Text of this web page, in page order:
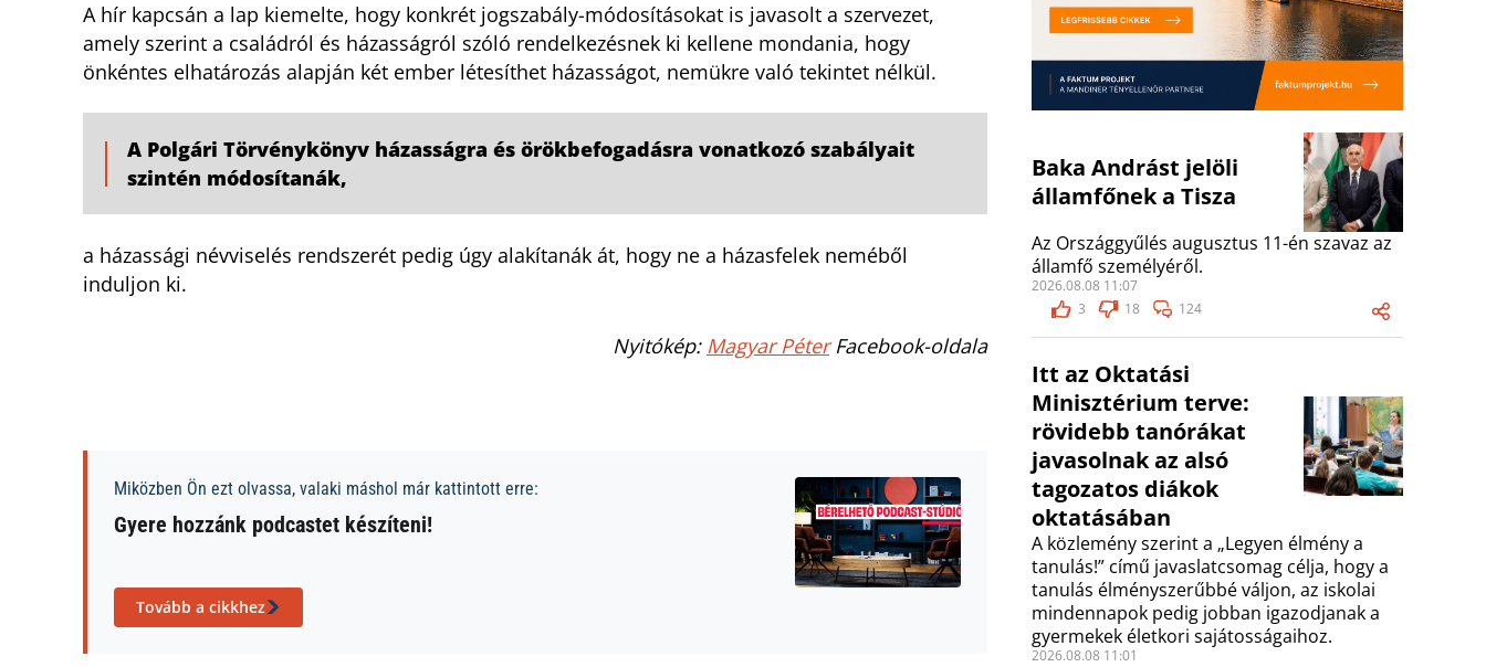
A hír kapcsán a lap kiemelte, hogy konkrét jogszabály-módosításokat is javasolt a szervezet,
amely szerint a családról és házasságról szóló rendelkezésnek ki kellene mondania, hogy
önkéntes elhatározás alapján két ember létesíthet házasságot, nemükre való tekintet nélkül.
A Polgári Törvénykönyv házasságra és örökbefogadásra vonatkozó szabályait
szintén módosítanák,
a házassági névviselés rendszerét pedig úgy alakítanák át, hogy ne a házasfelek neméből
induljon ki.
Nyitókép: Magyar PéterFacebook-oldala
Miközben Ön ezt olvassa, valaki máshol már kattintott erre:
Gyere hozzánk podcastet készíteni!
Tovább a cikkhez
Baka Andrást jelöli
államfőnek a Tisza
Az Országgyűlés augusztus 11-én szavaz az
államfő személyéről.
2026.08.08 11:07
3
18 124
Itt az Oktatási
Minisztérium terve:
rövidebb tanórákat
javasolnak az alsó
tagozatos diákok
oktatásában
A közlemény szerint a „Legyen élmény a
tanulás!” című javaslatcsomag célja, hogy a
tanulás élményszerűbbé váljon, az iskolai
mindennapok pedig jobban igazodjanak a
gyermekek életkori sajátosságaihoz.
2026.08.08 11:01